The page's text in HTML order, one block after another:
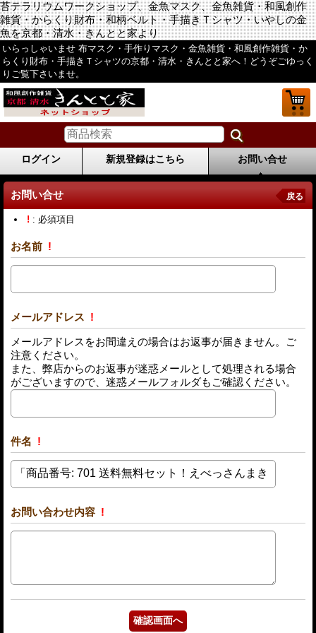
苔テラリウムワークショップ、金魚マスク、金魚雑貨・和風創作
雑貨・からくり財布・和柄ベルト・手描きＴシャツ・いやしの金
魚を京都・清水・きんとと家より
いらっしゃいませ 布マスク・手作りマスク・金魚雑貨・和風創作雑貨・か
らくり財布・手描きＴシャツの京都・清水・きんとと家へ！どうぞごゆっく
りご覧下さいませ。
ログイン 新規登録はこちら お問い合せ
お問い合せ 戻る
! : 必須項目
お名前 !
メールアドレス !
メールアドレスをお間違えの場合はお返事が届きません。ご
注意ください。
また、弊店からのお返事が迷惑メールとして処理される場合
がございますので、迷惑メールフォルダもご確認ください。
件名 !
お問い合わせ内容 !